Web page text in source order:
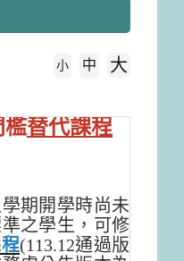
小 中 大
檻替代課程
學期開學時尚未
之學生，可修
(113.12通過版